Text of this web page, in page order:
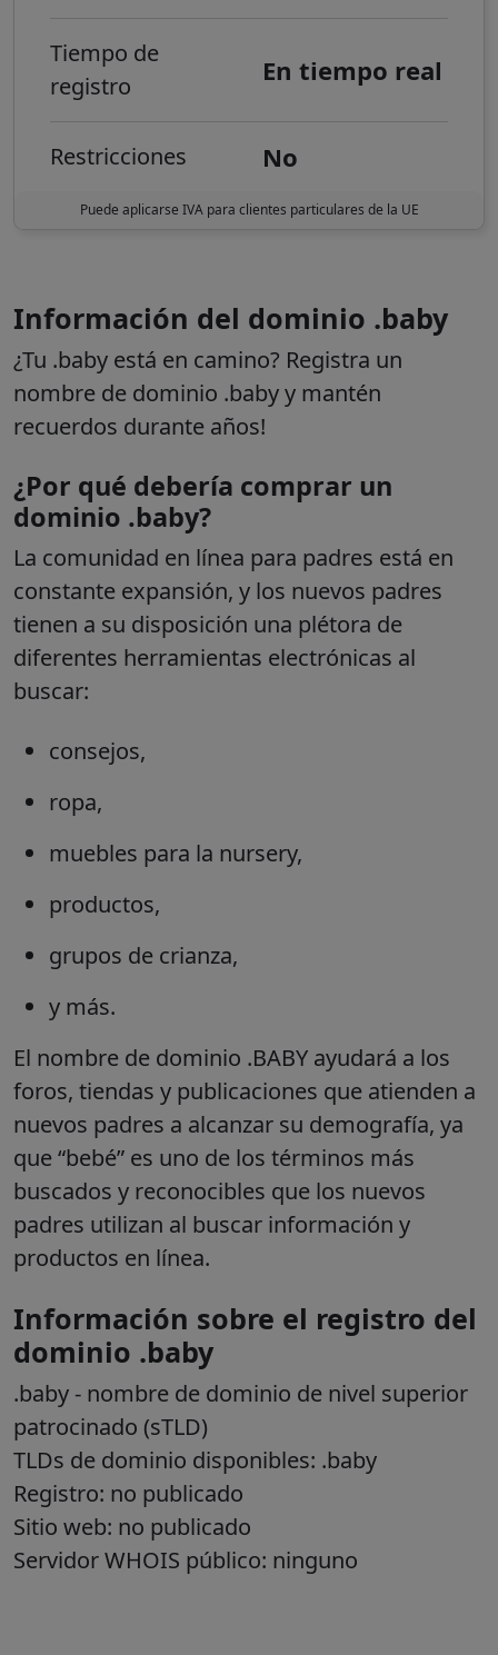
Tiempo de
registro
En tiempo real
Restricciones No
Puede aplicarse IVA para clientes particulares de la UE
Información del dominio .baby
¿Tu .baby está en camino? Registra un
nombre de dominio .baby y mantén
recuerdos durante años!
¿Por qué debería comprar un
dominio .baby?
La comunidad en línea para padres está en
constante expansión, y los nuevos padres
tienen a su disposición una plétora de
diferentes herramientas electrónicas al
buscar:
consejos,
ropa,
muebles para la nursery,
productos,
grupos de crianza,
y más.
El nombre de dominio .BABY ayudará a los
foros, tiendas y publicaciones que atienden a
nuevos padres a alcanzar su demografía, ya
que “bebé” es uno de los términos más
buscados y reconocibles que los nuevos
padres utilizan al buscar información y
productos en línea.
Información sobre el registro del
dominio .baby
.baby - nombre de dominio de nivel superior
patrocinado (sTLD)
TLDs de dominio disponibles: .baby
Registro: no publicado
Sitio web: no publicado
Servidor WHOIS público: ninguno